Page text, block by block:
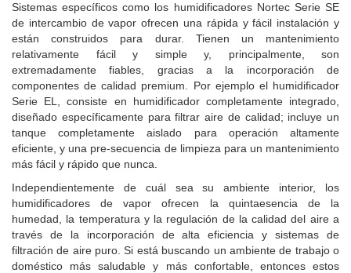
Sistemas específicos como los humidificadores Nortec Serie SE
de intercambio de vapor ofrecen una rápida y fácil instalación y
están construidos para durar. Tienen un mantenimiento
relativamente fácil y simple y, principalmente, son
extremadamente fiables, gracias a la incorporación de
componentes de calidad premium. Por ejemplo el humidificador
Serie EL, consiste en humidificador completamente integrado,
diseñado específicamente para filtrar aire de calidad; incluye un
tanque completamente aislado para operación altamente
eficiente, y una pre-secuencia de limpieza para un mantenimiento
más fácil y rápido que nunca.
Independientemente de cuál sea su ambiente interior, los
humidificadores de vapor ofrecen la quintaesencia de la
humedad, la temperatura y la regulación de la calidad del aire a
través de la incorporación de alta eficiencia y sistemas de
filtración de aire puro. Si está buscando un ambiente de trabajo o
doméstico más saludable y más confortable, entonces estos